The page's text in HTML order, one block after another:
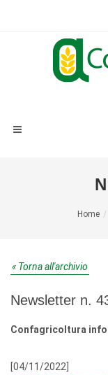
Home
« Torna all'archivio
Newsletter n.
Confagricoltura
[04/11/2022]